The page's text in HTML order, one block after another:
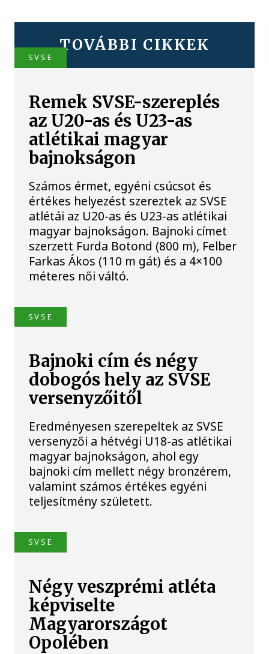
TOVÁBBI CIKKEK
SVSE
Remek SVSE-szereplés
az U20-as és U23-as
atlétikai magyar
bajnokságon
Számos érmet, egyéni csúcsot és
értékes helyezést szereztek az SVSE
atlétái az U20-as és U23-as atlétikai
magyar bajnokságon. Bajnoki címet
szerzett Furda Botond (800 m), Felber
Farkas Ákos (110 m gát) és a 4×100
méteres női váltó.
SVSE
Bajnoki cím és négy
dobogós hely az SVSE
versenyzőitől
Eredményesen szerepeltek az SVSE
versenyzői a hétvégi U18-as atlétikai
magyar bajnokságon, ahol egy
bajnoki cím mellett négy bronzérem,
valamint számos értékes egyéni
teljesítmény született.
SVSE
Négy veszprémi atléta
képviselte
Magyarországot
Opolében